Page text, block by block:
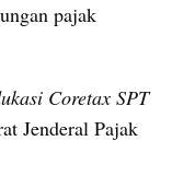
pajak
Coretax SPT
Jenderal Pajak